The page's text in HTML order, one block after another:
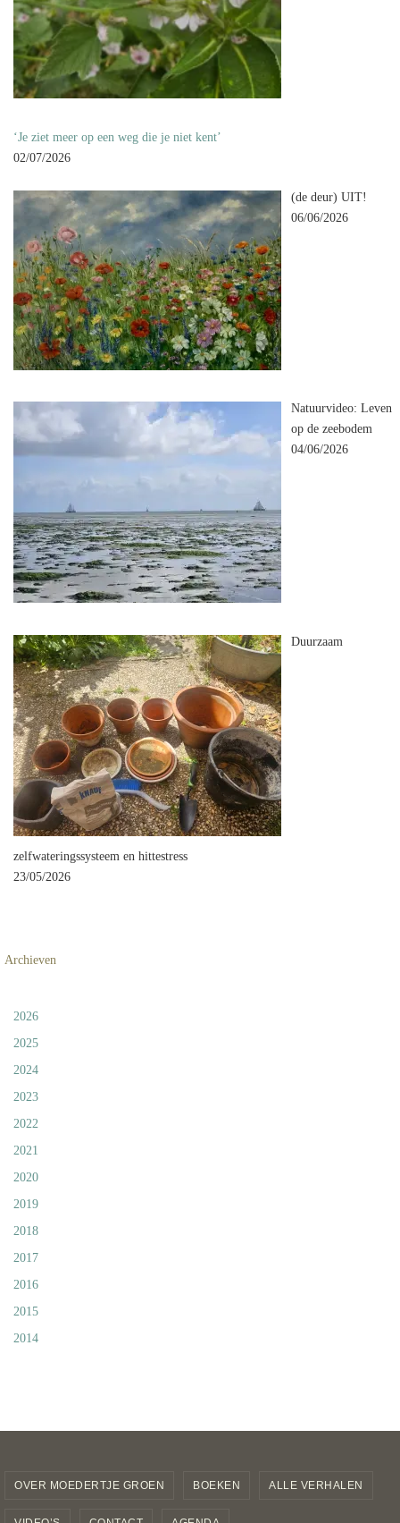
‘Je ziet meer op een weg die je niet kent’
02/07/2026
(de deur) UIT!
06/06/2026
Natuurvideo: Leven
op de zeebodem
04/06/2026
Duurzaam
zelfwateringssysteem en hittestress
23/05/2026
Archieven
2026
2025
2024
2023
2022
2021
2020
2019
2018
2017
2016
2015
2014
OVER MOEDERTJE GROEN BOEKEN ALLE VERHALEN